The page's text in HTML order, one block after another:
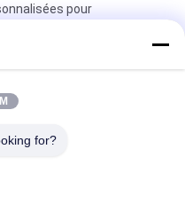
pour
sont une solution
les pièces de fraisage
for?